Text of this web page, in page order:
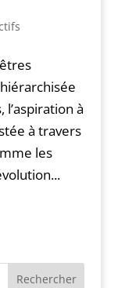
à
à travers
les